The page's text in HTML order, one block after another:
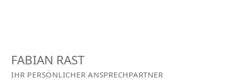
FABIAN RAST
IHR PERSÖNLICHER ANSPRECHPARTNER